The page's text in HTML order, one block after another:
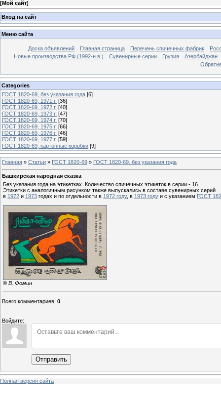
[Мой сайт]
Вход на сайт
Меню сайта
Доска объявлений Главная страница Перечень спичечных фабрик
Новые производства РФ (1992-н.в.)
Сувенирные серии Грузия
Азербайджан
Categories
ГОСТ 1820-69, без указания года [6]
ГОСТ 1820-69, 1971 г. [36]
ГОСТ 1820-69, 1972 г. [40]
ГОСТ 1820-69, 1973 г. [47]
ГОСТ 1820-69, 1974 г. [70]
ГОСТ 1820-69, 1975 г. [66]
ГОСТ 1820-69, 1976 г. [46]
ГОСТ 1820-69, 1977 г. [59]
ГОСТ 1820-69, картонные коробки [9]
Главная » Статьи » ГОСТ 1820-69 » ГОСТ 1820-69, без указания года
Башкирская народная сказка
Без указания года на этикетках. Количество спичечных этикеток в серии - 16.
Этикетки с аналогичным рисунком также выпускались в составе сувенирных серий
в 1972 и 1973 годах и по отдельности в 1972 году, в 1973 году и с указанием ГОСТ
© В. Фомин
Всего комментариев: 0
Войдите:
Отправить
Полная версия сайта